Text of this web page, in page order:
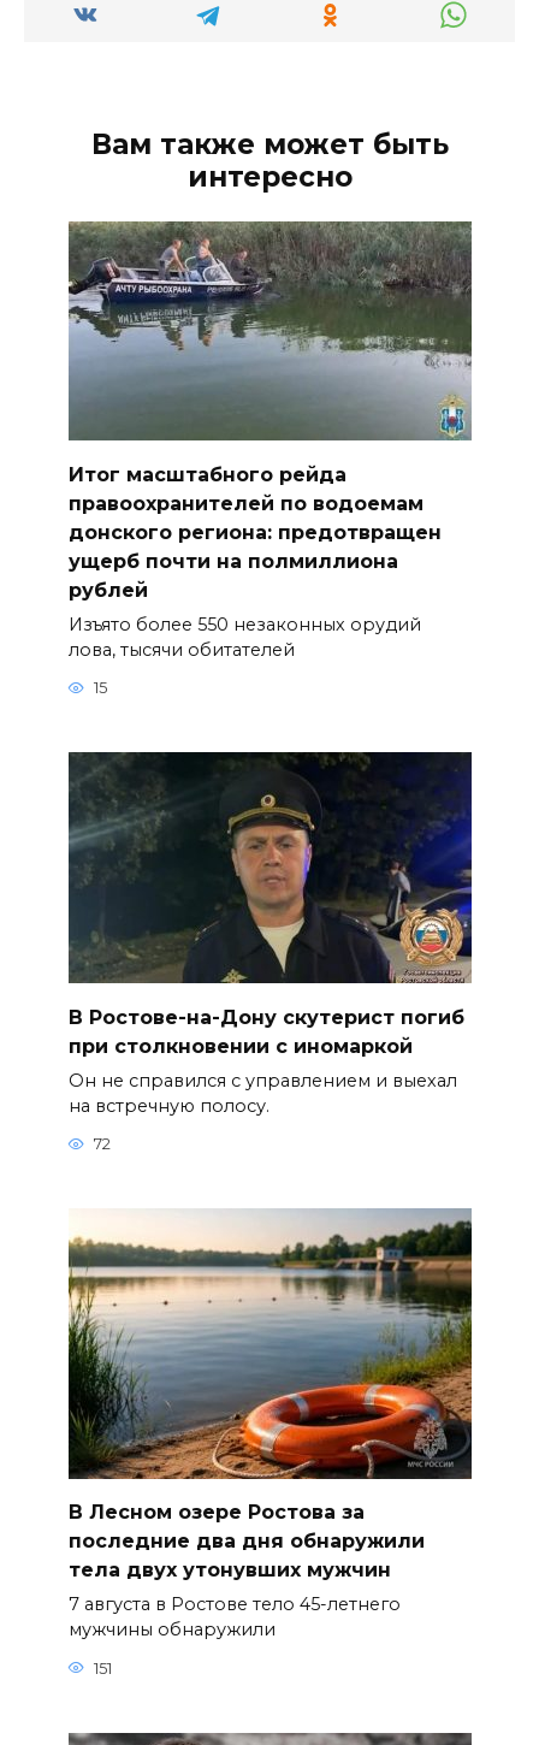
Вам также может быть
интересно
Итог масштабного рейда
правоохранителей по водоемам
донского региона: предотвращен
ущерб почти на полмиллиона
рублей
Изъято более 550 незаконных орудий
лова, тысячи обитателей
15
В Ростове-на-Дону скутерист погиб
при столкновении с иномаркой
Он не справился с управлением и выехал
на встречную полосу.
72
В Лесном озере Ростова за
последние два дня обнаружили
тела двух утонувших мужчин
7 августа в Ростове тело 45-летнего
мужчины обнаружили
151